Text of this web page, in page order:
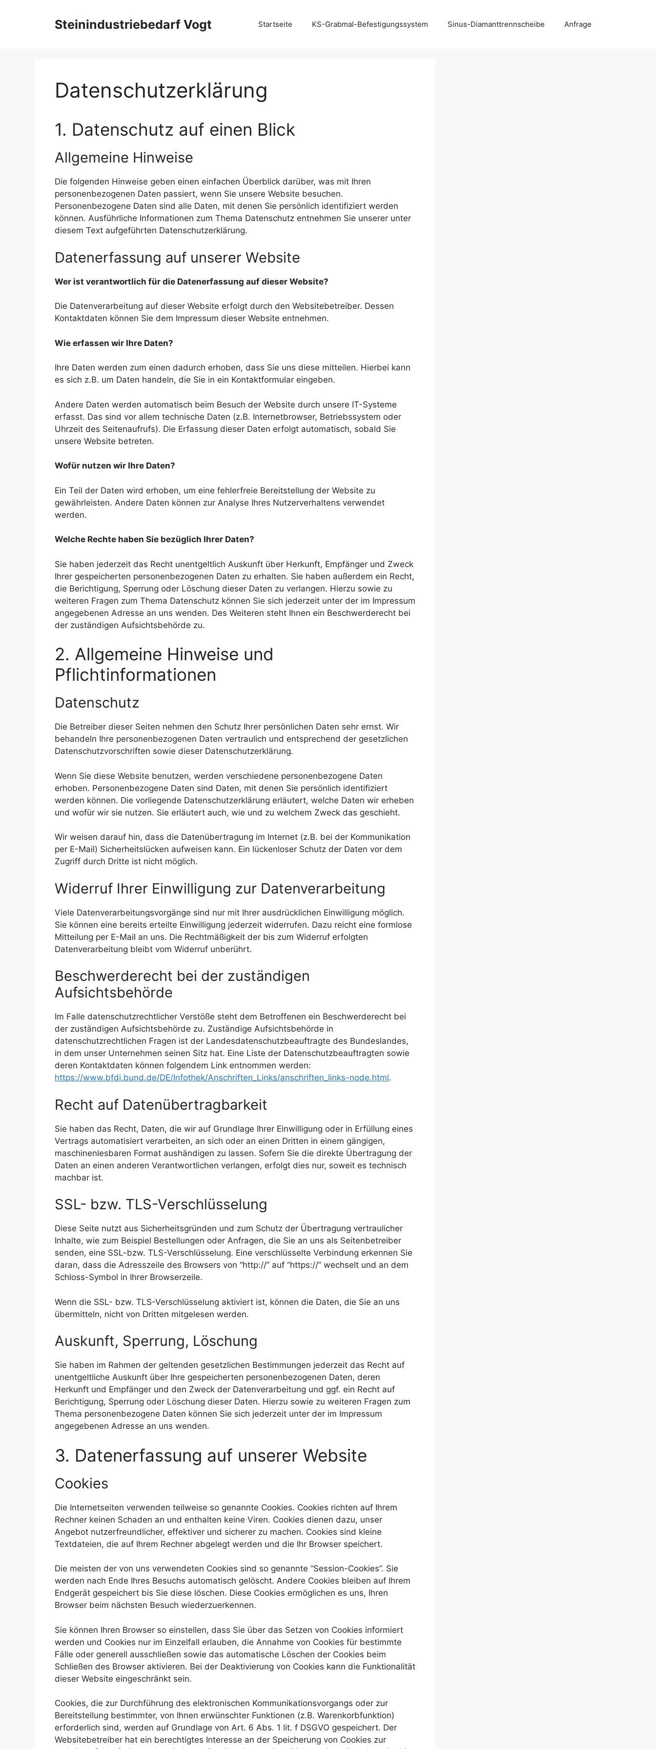
Steinindustriebedarf Vogt Startseite KS-Grabmal-Befestigungssystem Sinus-Diamanttrennscheibe Anfrage
Datenschutzerklärung
1. Datenschutz auf einen Blick
Allgemeine Hinweise
Die folgenden Hinweise geben einen einfachen Überblick darüber, was mit Ihren
personenbezogenen Daten passiert, wenn Sie unsere Website besuchen.
Personenbezogene Daten sind alle Daten, mit denen Sie persönlich identifiziert werden
können. Ausführliche Informationen zum Thema Datenschutz entnehmen Sie unserer unter
diesem Text aufgeführten Datenschutzerklärung.
Datenerfassung auf unserer Website
Wer ist verantwortlich für die Datenerfassung auf dieser Website?
Die Datenverarbeitung auf dieser Website erfolgt durch den Websitebetreiber. Dessen
Kontaktdaten können Sie dem Impressum dieser Website entnehmen.
Wie erfassen wir Ihre Daten?
Ihre Daten werden zum einen dadurch erhoben, dass Sie uns diese mitteilen. Hierbei kann
es sich z.B. um Daten handeln, die Sie in ein Kontaktformular eingeben.
Andere Daten werden automatisch beim Besuch der Website durch unsere IT-Systeme
erfasst. Das sind vor allem technische Daten (z.B. Internetbrowser, Betriebssystem oder
Uhrzeit des Seitenaufrufs). Die Erfassung dieser Daten erfolgt automatisch, sobald Sie
unsere Website betreten.
Wofür nutzen wir Ihre Daten?
Ein Teil der Daten wird erhoben, um eine fehlerfreie Bereitstellung der Website zu
gewährleisten. Andere Daten können zur Analyse Ihres Nutzerverhaltens verwendet
werden.
Welche Rechte haben Sie bezüglich Ihrer Daten?
Sie haben jederzeit das Recht unentgeltlich Auskunft über Herkunft, Empfänger und Zweck
Ihrer gespeicherten personenbezogenen Daten zu erhalten. Sie haben außerdem ein Recht,
die Berichtigung, Sperrung oder Löschung dieser Daten zu verlangen. Hierzu sowie zu
weiteren Fragen zum Thema Datenschutz können Sie sich jederzeit unter der im Impressum
angegebenen Adresse an uns wenden. Des Weiteren steht Ihnen ein Beschwerderecht bei
der zuständigen Aufsichtsbehörde zu.
2. Allgemeine Hinweise und
Pflichtinformationen
Datenschutz
Die Betreiber dieser Seiten nehmen den Schutz Ihrer persönlichen Daten sehr ernst. Wir
behandeln Ihre personenbezogenen Daten vertraulich und entsprechend der gesetzlichen
Datenschutzvorschriften sowie dieser Datenschutzerklärung.
Wenn Sie diese Website benutzen, werden verschiedene personenbezogene Daten
erhoben. Personenbezogene Daten sind Daten, mit denen Sie persönlich identifiziert
werden können. Die vorliegende Datenschutzerklärung erläutert, welche Daten wir erheben
und wofür wir sie nutzen. Sie erläutert auch, wie und zu welchem Zweck das geschieht.
Wir weisen darauf hin, dass die Datenübertragung im Internet (z.B. bei der Kommunikation
per E-Mail) Sicherheitslücken aufweisen kann. Ein lückenloser Schutz der Daten vor dem
Zugriff durch Dritte ist nicht möglich.
Widerruf Ihrer Einwilligung zur Datenverarbeitung
Viele Datenverarbeitungsvorgänge sind nur mit Ihrer ausdrücklichen Einwilligung möglich.
Sie können eine bereits erteilte Einwilligung jederzeit widerrufen. Dazu reicht eine formlose
Mitteilung per E-Mail an uns. Die Rechtmäßigkeit der bis zum Widerruf erfolgten
Datenverarbeitung bleibt vom Widerruf unberührt.
Beschwerderecht bei der zuständigen
Aufsichtsbehörde
Im Falle datenschutzrechtlicher Verstöße steht dem Betroffenen ein Beschwerderecht bei
der zuständigen Aufsichtsbehörde zu. Zuständige Aufsichtsbehörde in
datenschutzrechtlichen Fragen ist der Landesdatenschutzbeauftragte des Bundeslandes,
in dem unser Unternehmen seinen Sitz hat. Eine Liste der Datenschutzbeauftragten sowie
deren Kontaktdaten können folgendem Link entnommen werden:
https://www.bfdi.bund.de/DE/Infothek/Anschriften_Links/anschriften_links-node.html.
Recht auf Datenübertragbarkeit
Sie haben das Recht, Daten, die wir auf Grundlage Ihrer Einwilligung oder in Erfüllung eines
Vertrags automatisiert verarbeiten, an sich oder an einen Dritten in einem gängigen,
maschinenlesbaren Format aushändigen zu lassen. Sofern Sie die direkte Übertragung der
Daten an einen anderen Verantwortlichen verlangen, erfolgt dies nur, soweit es technisch
machbar ist.
SSL- bzw. TLS-Verschlüsselung
Diese Seite nutzt aus Sicherheitsgründen und zum Schutz der Übertragung vertraulicher
Inhalte, wie zum Beispiel Bestellungen oder Anfragen, die Sie an uns als Seitenbetreiber
senden, eine SSL-bzw. TLS-Verschlüsselung. Eine verschlüsselte Verbindung erkennen Sie
daran, dass die Adresszeile des Browsers von “http://” auf “https://” wechselt und an dem
Schloss-Symbol in Ihrer Browserzeile.
Wenn die SSL- bzw. TLS-Verschlüsselung aktiviert ist, können die Daten, die Sie an uns
übermitteln, nicht von Dritten mitgelesen werden.
Auskunft, Sperrung, Löschung
Sie haben im Rahmen der geltenden gesetzlichen Bestimmungen jederzeit das Recht auf
unentgeltliche Auskunft über Ihre gespeicherten personenbezogenen Daten, deren
Herkunft und Empfänger und den Zweck der Datenverarbeitung und ggf. ein Recht auf
Berichtigung, Sperrung oder Löschung dieser Daten. Hierzu sowie zu weiteren Fragen zum
Thema personenbezogene Daten können Sie sich jederzeit unter der im Impressum
angegebenen Adresse an uns wenden.
3. Datenerfassung auf unserer Website
Cookies
Die Internetseiten verwenden teilweise so genannte Cookies. Cookies richten auf Ihrem
Rechner keinen Schaden an und enthalten keine Viren. Cookies dienen dazu, unser
Angebot nutzerfreundlicher, effektiver und sicherer zu machen. Cookies sind kleine
Textdateien, die auf Ihrem Rechner abgelegt werden und die Ihr Browser speichert.
Die meisten der von uns verwendeten Cookies sind so genannte “Session-Cookies”. Sie
werden nach Ende Ihres Besuchs automatisch gelöscht. Andere Cookies bleiben auf Ihrem
Endgerät gespeichert bis Sie diese löschen. Diese Cookies ermöglichen es uns, Ihren
Browser beim nächsten Besuch wiederzuerkennen.
Sie können Ihren Browser so einstellen, dass Sie über das Setzen von Cookies informiert
werden und Cookies nur im Einzelfall erlauben, die Annahme von Cookies für bestimmte
Fälle oder generell ausschließen sowie das automatische Löschen der Cookies beim
Schließen des Browser aktivieren. Bei der Deaktivierung von Cookies kann die Funktionalität
dieser Website eingeschränkt sein.
Cookies, die zur Durchführung des elektronischen Kommunikationsvorgangs oder zur
Bereitstellung bestimmter, von Ihnen erwünschter Funktionen (z.B. Warenkorbfunktion)
erforderlich sind, werden auf Grundlage von Art. 6 Abs. 1 lit. f DSGVO gespeichert. Der
Websitebetreiber hat ein berechtigtes Interesse an der Speicherung von Cookies zur